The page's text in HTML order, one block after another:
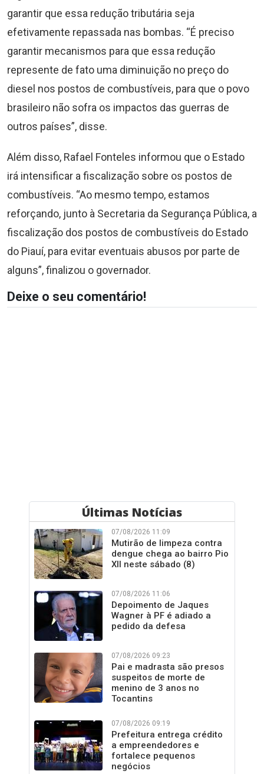
garantir que essa redução tributária seja
efetivamente repassada nas bombas. “É preciso
garantir mecanismos para que essa redução
represente de fato uma diminuição no preço do
diesel nos postos de combustíveis, para que o povo
brasileiro não sofra os impactos das guerras de
outros países”, disse.
Além disso, Rafael Fonteles informou que o Estado
irá intensificar a fiscalização sobre os postos de
combustíveis. “Ao mesmo tempo, estamos
reforçando, junto à Secretaria da Segurança Pública, a
fiscalização dos postos de combustíveis do Estado
do Piauí, para evitar eventuais abusos por parte de
alguns”, finalizou o governador.
Deixe o seu comentário!
Últimas Notícias
07/08/2026 11:09
Mutirão de limpeza contra
dengue chega ao bairro Pio
XII neste sábado (8)
07/08/2026 11:06
Depoimento de Jaques
Wagner à PF é adiado a
pedido da defesa
07/08/2026 09:23
Pai e madrasta são presos
suspeitos de morte de
menino de 3 anos no
Tocantins
07/08/2026 09:19
Prefeitura entrega crédito
a empreendedores e
fortalece pequenos
negócios